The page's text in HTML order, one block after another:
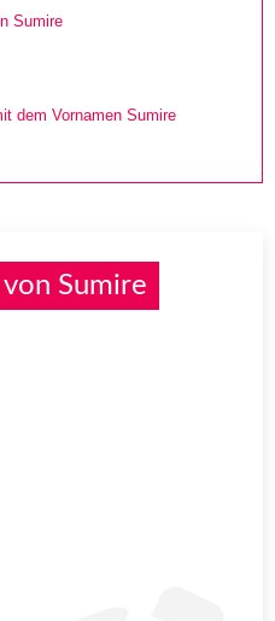
Sumire
dem Vornamen Sumire
Sumire